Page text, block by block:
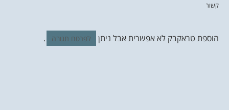
קשור
הוספת טראקבק לא אפשרית אבל ניתן לפרסם תגובה .